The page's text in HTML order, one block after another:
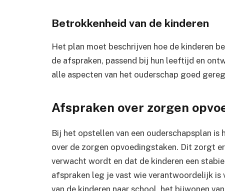
Betrokkenheid van de kinderen
Het plan moet beschrijven hoe de kinderen
de afspraken, passend bij hun leeftijd en
alle aspecten van het ouderschap goed
Afspraken over zorgen
Bij het opstellen van een ouderschapsplan
over de zorgen opvoedingstaken. Dit zorgt
verwacht wordt en dat de kinderen een
afspraken leg je vast wie verantwoordelijk is